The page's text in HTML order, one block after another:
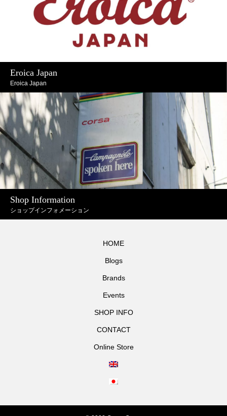
Eroica Japan
Eroica Japan
Shop Information
ショップインフォメーション
HOME
Blogs
Brands
Events
SHOP INFO
CONTACT
Online Store